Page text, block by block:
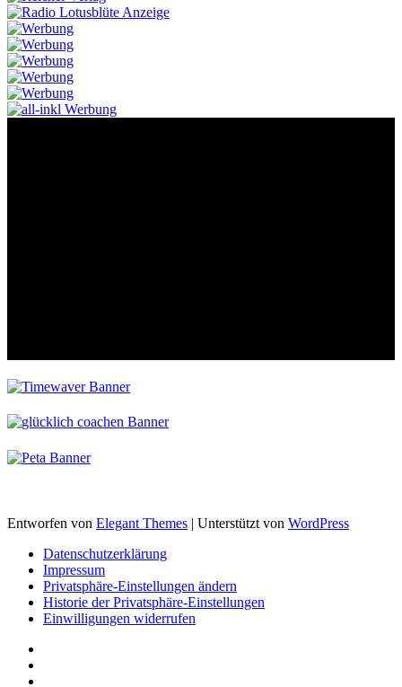
Entworfen von Elegant Themes | Unterstützt von WordPress
Datenschutzerklärung
Impressum
Privatsphäre-Einstellungen ändern
Historie der Privatsphäre-Einstellungen
Einwilligungen widerrufen